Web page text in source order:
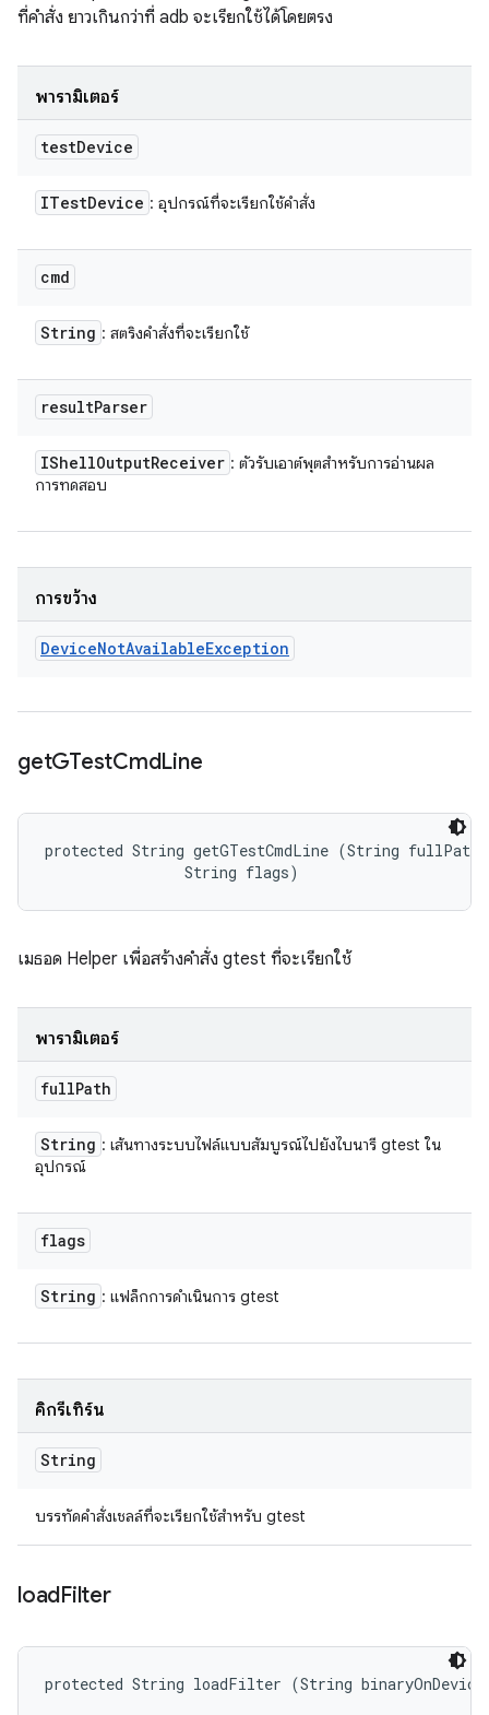
ที่คำสั่ง ยาวเกินกว่าที่ adb จะเรียกใช้ได้โดยตรง
พารามิเตอร์
testDevice
ITestDevice : อุปกรณ์ที่จะเรียกใช้คำสั่ง
cmd
String : สตริงคำสั่งที่จะเรียกใช้
resultParser
IShellOutputReceiver : ตัวรับเอาต์พุตสำหรับการอ่านผล
การทดสอบ
การขว้าง
DeviceNotAvailableException
getGTestCmdLine
protected String getGTestCmdLine (String
                String flags)
เมธอด Helper เพื่อสร้างคำสั่ง gtest ที่จะเรียกใช้
พารามิเตอร์
fullPath
String : เส้นทางระบบไฟล์แบบสัมบูรณ์ไปยังไบนารี gtest ใน
อุปกรณ์
flags
String : แฟล็กการดำเนินการ gtest
คิกรีเทิร์น
String
บรรทัดคำสั่งเชลล์ที่จะเรียกใช้สำหรับ gtest
loadFilter
protected String loadFilter (String